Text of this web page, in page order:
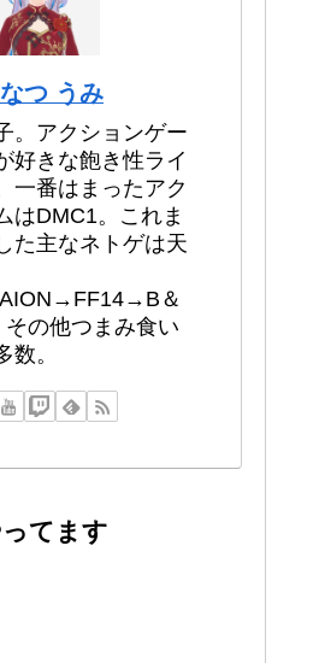
つ うみ
。アクションゲー
好きな飽き性ライ
一番はまったアク
はDMC1。これま
た主なネトゲは天
＆
の他つまみ食い
数。
てます